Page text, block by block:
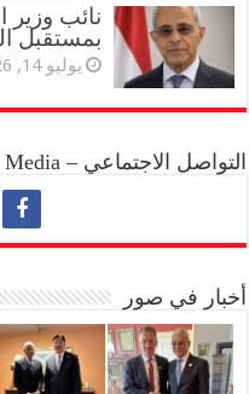
نائب
بمستقبل
يوليو 14, 2026
التواصل الاجتماعي – Social Media
أخبار في صور